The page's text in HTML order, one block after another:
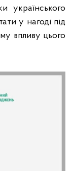
українського
у нагоді під
впливу цього